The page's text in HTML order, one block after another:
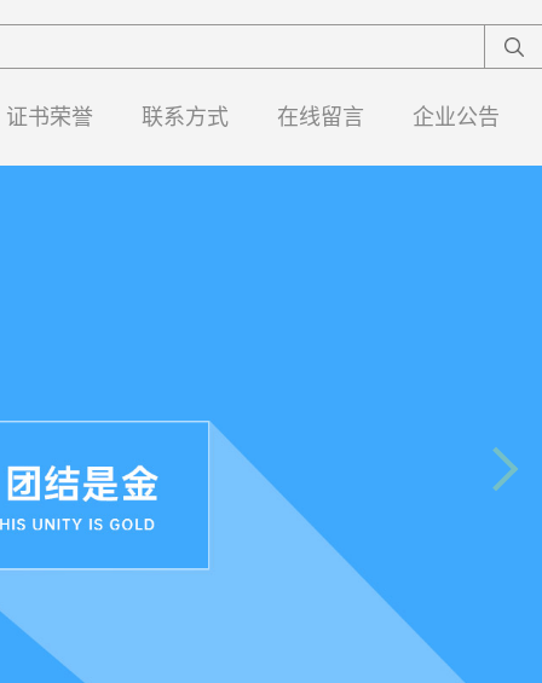
证书荣誉 联系方式 在线留言 企业公告